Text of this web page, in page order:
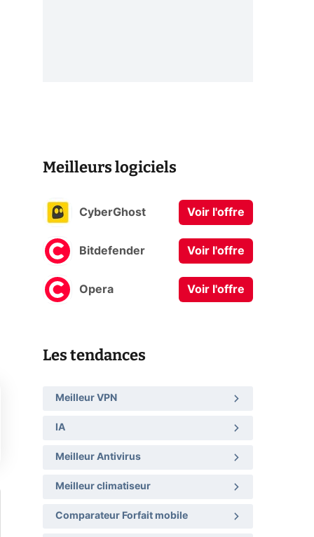
Meilleurs logiciels
CyberGhost Voir l'offre
Bitdefender Voir l'offre
Opera Voir l'offre
Les tendances
Meilleur VPN
IA
Meilleur Antivirus
Meilleur climatiseur
Comparateur Forfait mobile